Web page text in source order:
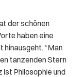
der schönen
haben eine
hinausgeht. “Man
tanzenden Stern
ist Philosophie und